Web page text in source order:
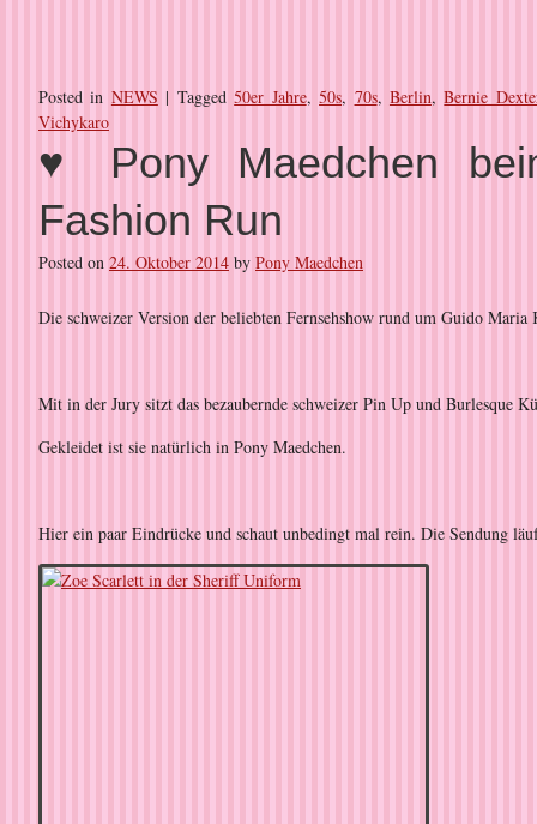
Posted in NEWS | Tagged 50er Jahre,50s, 70s, Berlin,Bernie
Vichykaro
♥ Pony Maedchen
Fashion Run
Posted on 24. Oktober 2014 by Pony Maedchen
Die schweizer Version der beliebten Fernsehshow rund um Guido
Mit in der Jury sitzt das bezaubernde schweizer Pin Up und Burlesque
Gekleidet ist sie natürlich in Pony Maedchen.
Hier ein paar Eindrücke und schaut unbedingt mal rein. Die Sendung